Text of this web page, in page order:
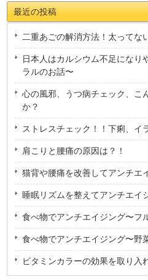
最近の投稿
二重あごの解消方法！太ってな
日本人はカルシウム不足になり
ラルのお話〜
心の風邪、うつ病チェック、こ
か？
ストレスチェック！！下痢、イ
肩こりと腰痛の原因は？！
猫背や腰痛を改善してアンチエ
睡眠リズムを整えてアンチエイ
食べ物でアンチエイジング〜フ
食べ物でアンチエイジング〜野
ビタミンカラーの効果を取り入